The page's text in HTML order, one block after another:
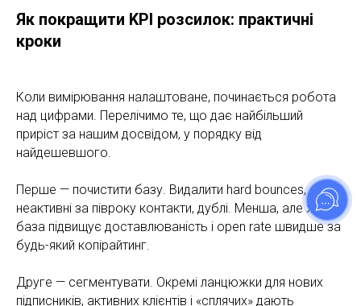
Як покращити KPI розсилок: практичні
кроки
Коли вимірювання налаштоване, починається робота
над цифрами. Перелічимо те, що дає найбільший
приріст за нашим досвідом, у порядку від
найдешевшого.
Перше — почистити базу. Видалити hard bounces,
неактивні за півроку контакти, дублі. Менша, але жива
база підвищує доставлюваність і open rate швидше за
будь-який копірайтинг.
Друге — сегментувати. Окремі ланцюжки для нових
підписників, активних клієнтів і «сплячих» дають